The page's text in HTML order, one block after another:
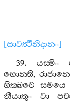
[සාවත්‍ථිනිදානං]
39. යස‍්මිං
හොන‍්ති,
භික‍්ඛවෙ
සමයෙ
නීයාතුං
වා